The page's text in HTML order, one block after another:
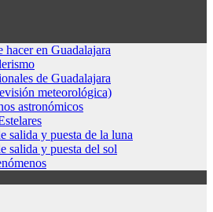
hacer en Guadalajara
de Guadalajara
meteorológica)
astronómicos
salida y puesta de la luna
salida y puesta del sol